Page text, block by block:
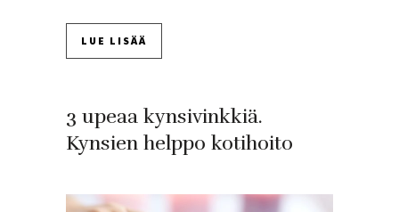
LUE LISÄÄ
3 upeaa kynsivinkkiä.
Kynsien helppo kotihoito